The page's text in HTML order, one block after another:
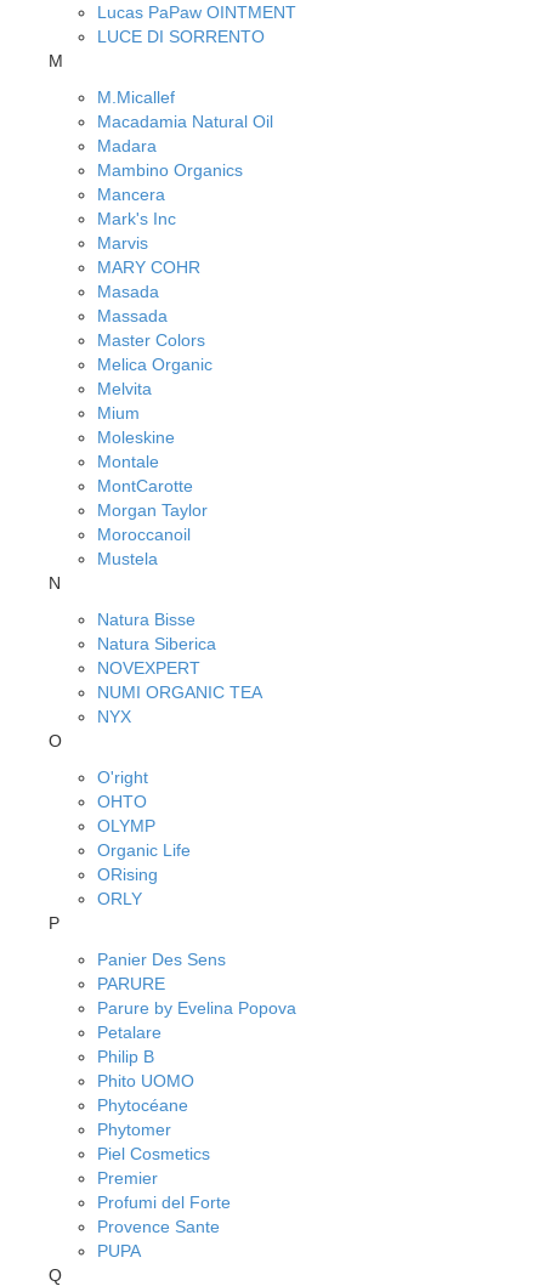
Lucas PaPaw OINTMENT
LUCE DI SORRENTO
M
M.Micallef
Macadamia Natural Oil
Madara
Mambino Organics
Mancera
Mark's Inc
Marvis
MARY COHR
Masada
Massada
Master Colors
Melica Organic
Melvita
Mium
Moleskine
Montale
MontCarotte
Morgan Taylor
Moroccanoil
Mustela
N
Natura Bisse
Natura Siberica
NOVEXPERT
NUMI ORGANIC TEA
NYX
O
O'right
OHTO
OLYMP
Organic Life
ORising
ORLY
P
Panier Des Sens
PARURE
Parure by Evelina Popova
Petalare
Philip B
Phito UOMO
Phytocéane
Phytomer
Piel Cosmetics
Premier
Profumi del Forte
Provence Sante
PUPA
Q